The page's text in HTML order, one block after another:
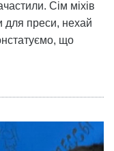
Сім міхів
для преси, нехай
що